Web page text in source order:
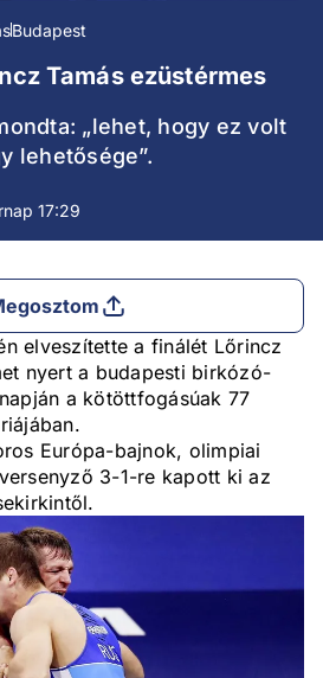
Budapest
Tamás ezüstérmes
„lehet, hogy ez volt
lehetősége”.
17:29
elveszítette a finálét Lőrincz
nyert a budapesti birkózó-
a kötöttfogásúak 77
Európa-bajnok, olimpiai
3-1-re kapott ki az